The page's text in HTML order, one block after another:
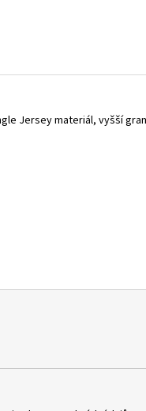
Jersey materiál, vyšší